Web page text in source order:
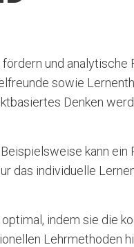
und analytische
sowie
Denken
kann
das individuelle
indem sie die
Lehrmethoden